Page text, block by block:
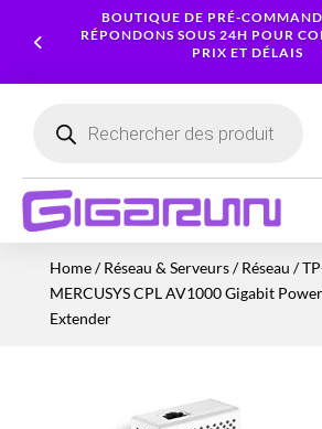
BOUTIQUE DE PRÉ-
RÉPONDONS SOUS 24H POUR
PRIX ET DÉLAIS
produits
Home/Réseau & Serveurs/Réseau /
MERCUSYS CPL AV1000 Gigabit
Extender
Ordinateurs
Portables
Ordinateurs
Processeur
Graphique
Alimentations
Ecrans
Serveur
NAS